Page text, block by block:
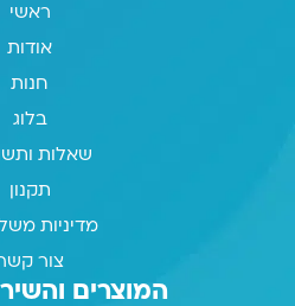
ראשי
אודות
חנות
בלוג
שאלות
תקנון
מדיניות
צור
המוצרים